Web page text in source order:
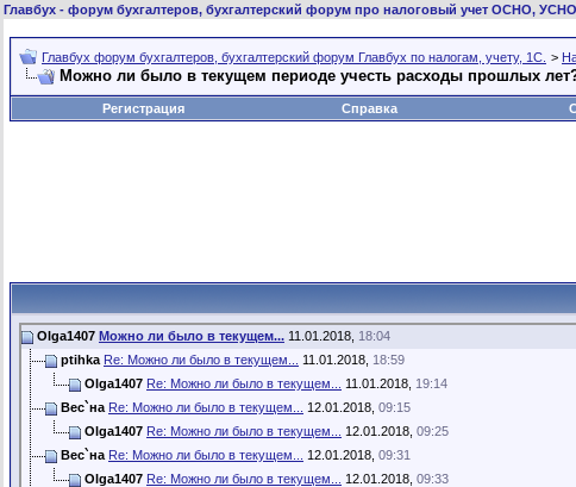
Главбух - форум бухгалтеров, бухгалтерский форум про налоговый учет ОСНО,
Главбух форум бухгалтеров, бухгалтерский форум Главбух по налогам, учету, 1С. >
Можно ли было в текущем периоде учесть расходы прошлых
Регистрация
Справка
Olga1407 Можно ли было в текущем... 11.01.2018, 18:04
ptihka Re: Можно ли было в текущем... 11.01.2018, 18:59
Olga1407 Re: Можно ли было в текущем... 11.01.2018, 19:14
Вес`на Re: Можно ли было в текущем... 12.01.2018, 09:15
Olga1407 Re: Можно ли было в текущем... 12.01.2018, 09:25
Вес`на Re: Можно ли было в текущем... 12.01.2018, 09:31
Olga1407 Re: Можно ли было в текущем... 12.01.2018, 09:33